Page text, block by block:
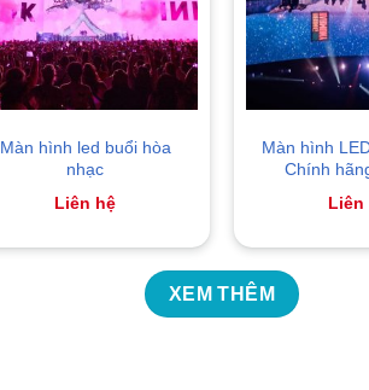
Màn hình led buổi hòa
nhạc
Liên hệ
Màn hình
Chính
Liên
XEM THÊM